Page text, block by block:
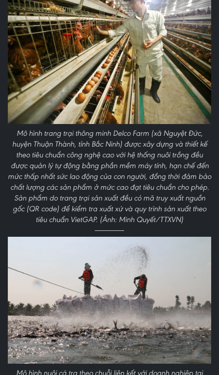
Mô hình trang trại thông minh Delco Farm (xã Nguyệt Đức,
huyện Thuận Thành, tỉnh Bắc Ninh) được xây dựng và thiết kế
theo tiêu chuẩn công nghệ cao với hệ thống nuôi trồng đều
được quản lý tự động bằng phần mềm máy tính, hạn chế đến
mức thấp nhất sức lao động của con người, đồng thời đảm bảo
chất lượng các sản phẩm ở mức cao đạt tiêu chuẩn cho phép.
Sản phẩm do trang trại sản xuất đều có mã truy xuất nguồn
gốc (QR code) để kiểm tra xuất xứ và quy trình sản xuất theo
tiêu chuẩn VietGAP. (Ảnh: Minh Quyết/TTXVN)
Mô hình nuôi cá tra theo chuỗi liên kết với doanh nghiệp tại